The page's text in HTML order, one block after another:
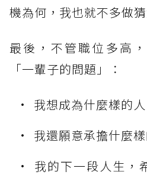
機為何，我也就不多做猜
最後，不管職位多高
「一輩子的問題」：
我想成為什麼樣的人
我還願意承擔什麼
我的下一段人生，